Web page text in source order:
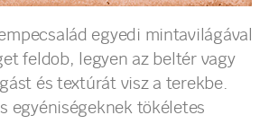
egyedi mintavilágával
feldob, legyen az beltér vagy
és textúrát visz a terekbe.
egyéniségeknek tökéletes